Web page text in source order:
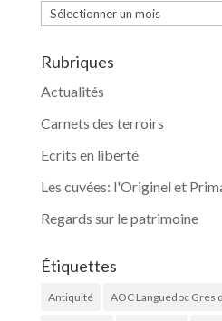
Archives
Rubriques
Actualités
Carnets des terroirs
Ecrits en liberté
Les cuvées: l'Originel et
Regards sur le patrimoine
Étiquettes
Antiquité AOC Languedoc Grés